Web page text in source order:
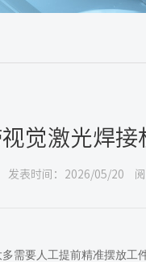
觉激光焊接
发表时间：2026/05/20
需要人工提前精准摆放